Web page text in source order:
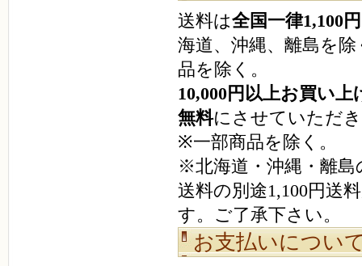
送料は全国一律1,100円
海道、沖縄、離島を
品を除く。
10,000円以上お買い上
無料にさせていただ
※一部商品を除く。
※北海道・沖縄・離島
送料の別途1,100円送
す。ご了承下さい。
お支払いについ